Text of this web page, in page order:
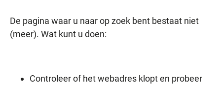
De pagina waar u naar op zoek bent bestaat niet
(meer). Wat kunt u doen:
Controleer of het webadres klopt en probeer